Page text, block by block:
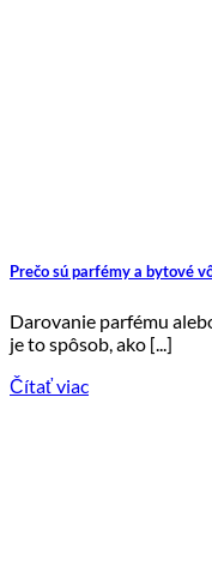
Prečo sú parfémy a bytové
Darovanie parfému
je to spôsob, ako [...]
Čítať viac